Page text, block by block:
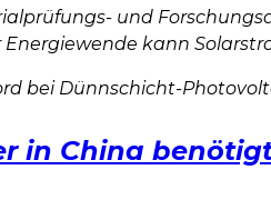
und
kann
bei Dünnschicht-
in China